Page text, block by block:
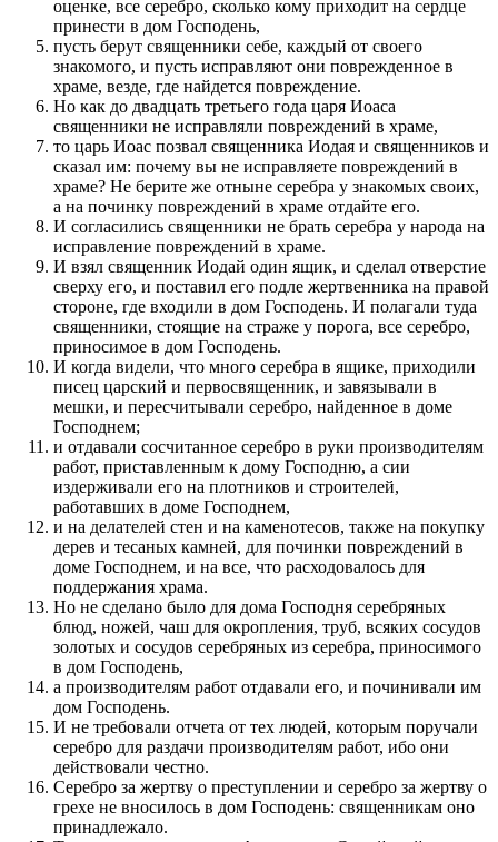
оценке, все серебро, сколько кому приходит на сердце
принести в дом Господень,
пусть берут священники себе, каждый от своего
знакомого, и пусть исправляют они поврежденное в
храме, везде, где найдется повреждение.
Но как до двадцать третьего года царя Иоаса
священники не исправляли повреждений в храме,
то царь Иоас позвал священника Иодая и священников и
сказал им: почему вы не исправляете повреждений в
храме? Не берите же отныне серебра у знакомых своих,
а на починку повреждений в храме отдайте его.
И согласились священники не брать серебра у народа на
исправление повреждений в храме.
И взял священник Иодай один ящик, и сделал отверстие
сверху его, и поставил его подле жертвенника на правой
стороне, где входили в дом Господень. И полагали туда
священники, стоящие на страже у порога, все серебро,
приносимое в дом Господень.
И когда видели, что много серебра в ящике, приходили
писец царский и первосвященник, и завязывали в
мешки, и пересчитывали серебро, найденное в доме
Господнем;
и отдавали сосчитанное серебро в руки производителям
работ, приставленным к дому Господню, а сии
издерживали его на плотников и строителей,
работавших в доме Господнем,
и на делателей стен и на каменотесов, также на покупку
дерев и тесаных камней, для починки повреждений в
доме Господнем, и на все, что расходовалось для
поддержания храма.
Но не сделано было для дома Господня серебряных
блюд, ножей, чаш для окропления, труб, всяких сосудов
золотых и сосудов серебряных из серебра, приносимого
в дом Господень,
а производителям работ отдавали его, и починивали им
дом Господень.
И не требовали отчета от тех людей, которым поручали
серебро для раздачи производителям работ, ибо они
действовали честно.
Серебро за жертву о преступлении и серебро за жертву о
грехе не вносилось в дом Господень: священникам оно
принадлежало.